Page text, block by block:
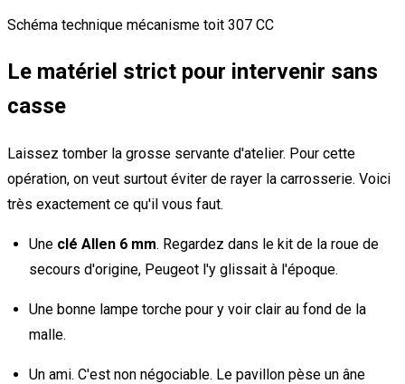
Schéma technique mécanisme toit 307 CC
Le matériel strict pour intervenir sans
casse
Laissez tomber la grosse servante d'atelier. Pour cette
opération, on veut surtout éviter de rayer la carrosserie. Voici
très exactement ce qu'il vous faut.
Une clé Allen 6 mm. Regardez dans le kit de la roue de
secours d'origine, Peugeot l'y glissait à l'époque.
Une bonne lampe torche pour y voir clair au fond de la
malle.
Un ami. C'est non négociable. Le pavillon pèse un âne